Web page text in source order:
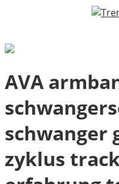
AVA
schwanger
zyklus